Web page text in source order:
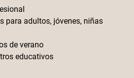
para adultos, jóvenes, niñas
de verano
educativos